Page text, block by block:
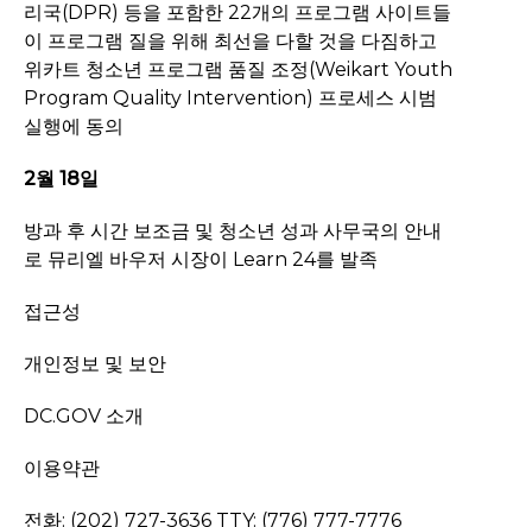
리국(DPR) 등을 포함한 22개의 프로그램 사이트들
이 프로그램 질을 위해 최선을 다할 것을 다짐하고
위카트 청소년 프로그램 품질 조정(Weikart Youth
Program Quality Intervention) 프로세스 시범
실행에 동의
2월 18일
방과 후 시간 보조금 및 청소년 성과 사무국의 안내
로 뮤리엘 바우저 시장이 Learn 24를 발족
접근성
개인정보 및 보안
DC.GOV 소개
이용약관
전화: (202) 727-3636 TTY: (776) 777-7776